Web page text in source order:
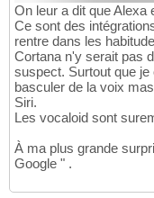
On leur a dit que Alexa
Ce sont des
rentre dans les
Cortana n'y serait pas
suspect. Surtout que
basculer de la voix
Siri.
Les vocaloid sont
À ma plus grande
Google " .